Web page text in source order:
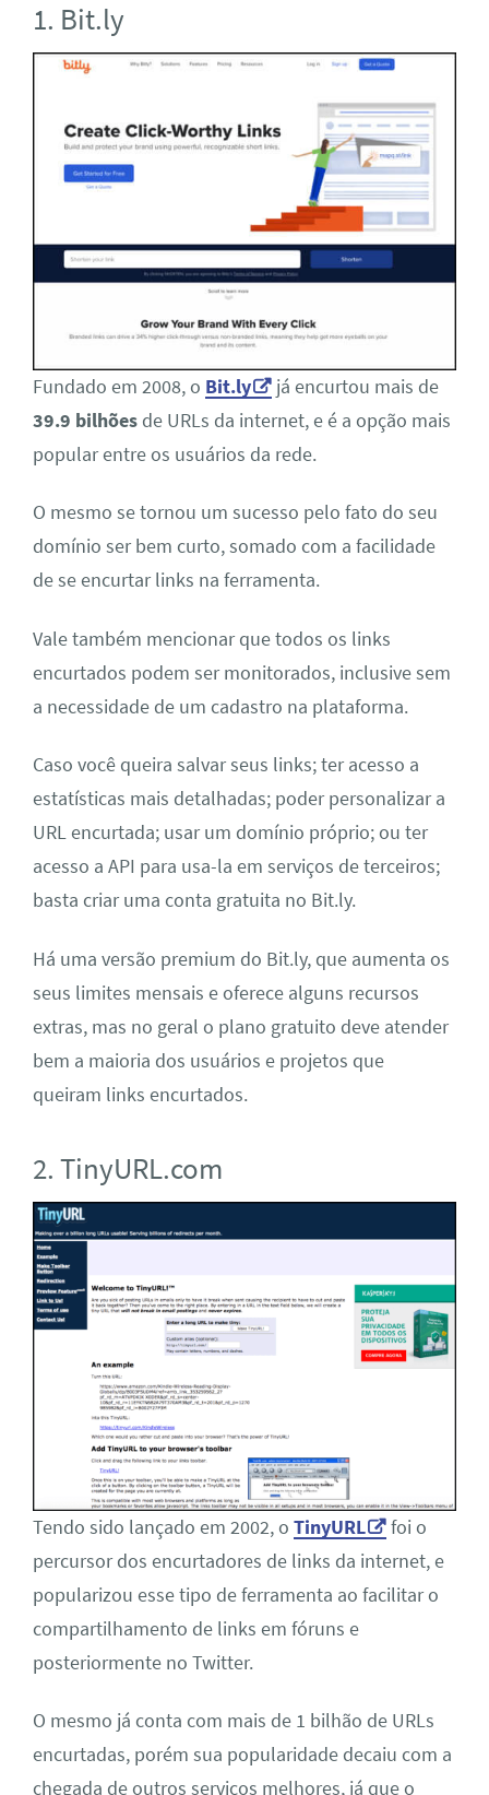
1. Bit.ly
Fundado em 2008, o Bit.ly
já encurtou mais de
39.9 bilhões de URLs da internet, e é a opção mais
popular entre os usuários da rede.
O mesmo se tornou um sucesso pelo fato do seu
domínio ser bem curto, somado com a facilidade
de se encurtar links na ferramenta.
Vale também mencionar que todos os links
encurtados podem ser monitorados, inclusive sem
a necessidade de um cadastro na plataforma.
Caso você queira salvar seus links; ter acesso a
estatísticas mais detalhadas; poder personalizar a
URL encurtada; usar um domínio próprio; ou ter
acesso a API para usa-la em serviços de terceiros;
basta criar uma conta gratuita no Bit.ly.
Há uma versão premium do Bit.ly, que aumenta os
seus limites mensais e oferece alguns recursos
extras, mas no geral o plano gratuito deve atender
bem a maioria dos usuários e projetos que
queiram links encurtados.
2. TinyURL.com
Tendo sido lançado em 2002, o TinyURL
foi o
percursor dos encurtadores de links da internet, e
popularizou esse tipo de ferramenta ao facilitar o
compartilhamento de links em fóruns e
posteriormente no Twitter.
O mesmo já conta com mais de 1 bilhão de URLs
encurtadas, porém sua popularidade decaiu com a
chegada de outros serviços melhores, já que o